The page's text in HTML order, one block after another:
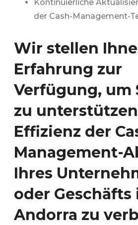
Kontinuierliche
der Cash-Management-
Wir stellen
Erfahrung zur
Verfügung, um
zu
Effizienz der
Management-
Ihres
oder Geschäfts
Andorra zu